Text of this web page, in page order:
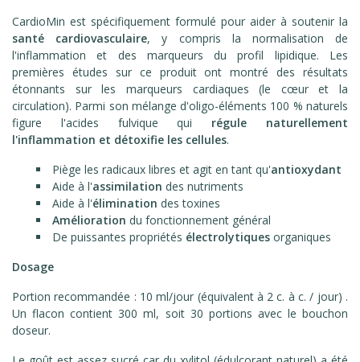
CardioMin est spécifiquement formulé pour aider à soutenir la
santé cardiovasculaire, y compris la normalisation de
l'inflammation et des marqueurs du profil lipidique. Les
premières études sur ce produit ont montré des résultats
étonnants sur les marqueurs cardiaques (le cœur et la
circulation). Parmi son mélange d'oligo-éléments 100 % naturels
figure l'acides fulvique qui régule naturellement
l'inflammation et détoxifie les cellules.
Piège les radicaux libres et agit en tant qu'antioxydant
Aide à l'assimilation des nutriments
Aide à l'élimination des toxines
Amélioration du fonctionnement général
De puissantes propriétés électrolytiques organiques
Dosage
Portion recommandée : 10 ml/jour (équivalent à 2 c. à c. / jour) .
Un flacon contient 300 ml, soit 30 portions avec le bouchon
doseur.